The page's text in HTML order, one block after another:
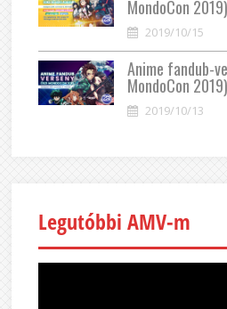
MondoCon 2019)
2019/10/15
Anime fandub-
MondoCon 2019)
2019/10/13
Legutóbbi AMV-m